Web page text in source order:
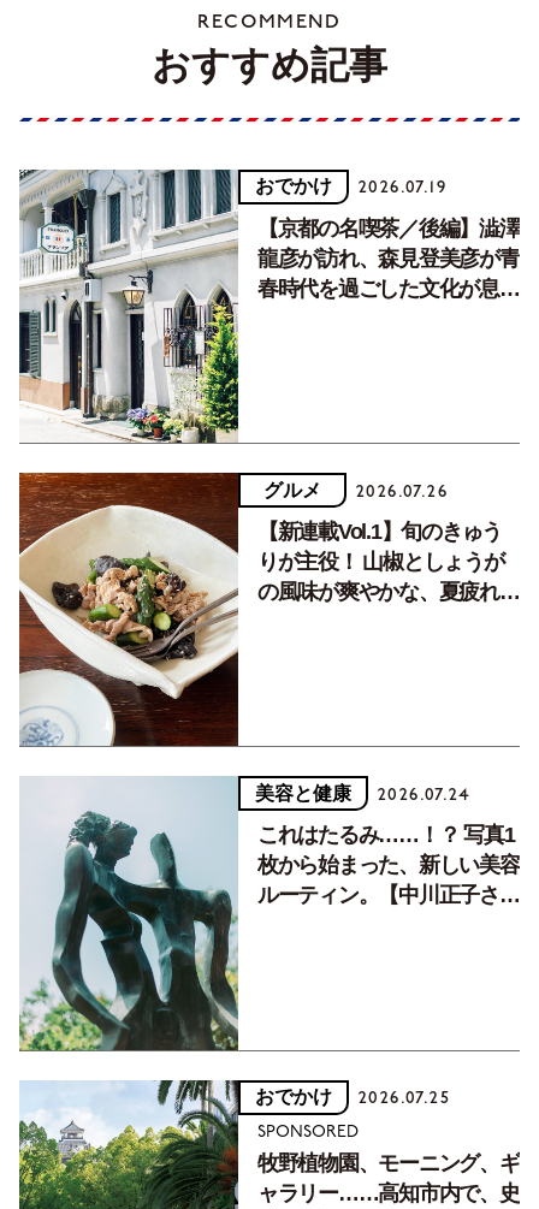
RECOMMEND
おすすめ記事
おでかけ 2026.07.19
【京都の名喫茶／後編】澁澤
龍彦が訪れ、森見登美彦が青
春時代を過ごした文化が息づ
グルメ 2026.07.26
【新連載Vol.1】旬のきゅう
りが主役！ 山椒としょうが
の風味が爽やかな、夏疲れを
美容と健康 2026.07.24
これはたるみ……！？ 写真1
枚から始まった、新しい美容
ルーティン。【中川正子さん
おでかけ 2026.07.25
SPONSORED
牧野植物園、モーニング、ギ
ャラリー……高知市内で、史